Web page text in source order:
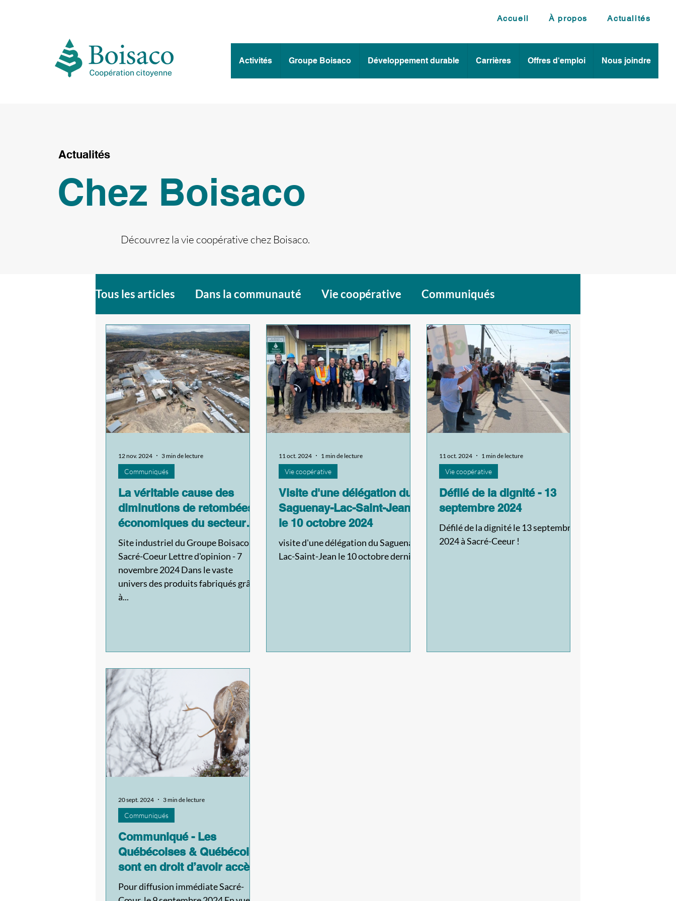
Accueil À propos Actualités
Activités Groupe Boisaco Développement durable Carrières Offres d'emploi Nous joindre
Actualités
Chez Boisaco
Découvrez la vie coopérative chez Boisaco.
Tous les articles Dans la communauté Vie coopérative Communiqués
La véritable cause des
diminutions de retombées
économiques du secteur
forestier
Site industriel du Groupe Boisaco à
Sacré-Coeur Lettre d'opinion - 7
novembre 2024 Dans le vaste
univers des produits fabriqués grâce
à...
Communiqués
12 nov. 2024 3 min de lecture
Visite d'une délégation du
Saguenay-Lac-Saint-Jean
le 10 octobre 2024
visite d'une délégation du Saguenay-
Lac-Saint-Jean le 10 octobre dernier
Vie coopérative
11 oct. 2024 1 min de lecture
Défilé de la dignité - 13
septembre 2024
Défilé de la dignité le 13 septembre
2024 à Sacré-Ceeur !
Vie coopérative
11 oct. 2024 1 min de lecture
Communiqué - Les
Québécoises & Québécois
sont en droit d’avoir accès
à tous les faits !
Pour diffusion immédiate Sacré-
Communiqués
20 sept. 2024 3 min de lecture